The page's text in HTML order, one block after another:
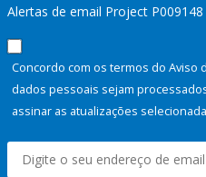
Alertas de email Project P009148
Concordo com os termos do Aviso
dados pessoais sejam
assinar as atualizações